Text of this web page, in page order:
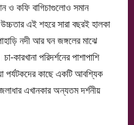
ও কফি বাগিচাগুলোও সমান
এই শহরে সারা বছরই হালকা
নদী আর ঘন জঙ্গলের মাঝে
পরিদর্শনের পাশাপাশি
পর্যটকদের কাছে একটি আবশ্যিক
এখানকার অন্যতম দর্শনীয়